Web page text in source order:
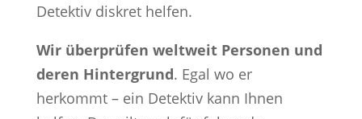
Detektiv diskret helfen.
Wir überprüfen weltweit Personen und
deren Hintergrund. Egal wo er
herkommt – ein Detektiv kann Ihnen